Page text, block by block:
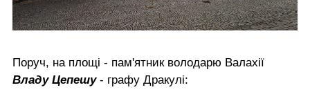
Поруч, на площі - пам'ятник володарю Валахії
Владу Цепешу- графу Дракулі: